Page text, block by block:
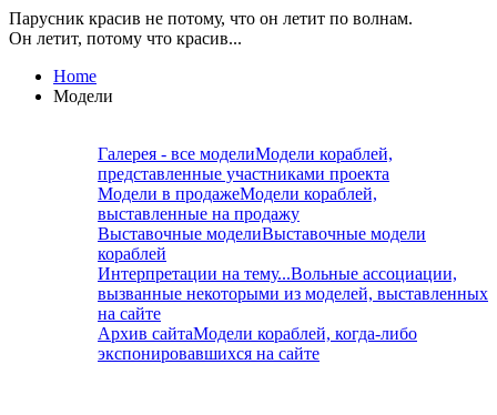
Парусник красив не потому, что он летит по волнам.
Он летит, потому что красив...
Home
Модели
Галерея - все моделиМодели кораблей,
представленные участниками проекта
Модели в продажеМодели кораблей,
выставленные на продажу
Выставочные моделиВыставочные модели
кораблей
Интерпретации на тему...Вольные ассоциации,
вызванные некоторыми из моделей, выставленных
на сайте
Архив сайтаМодели кораблей, когда-либо
экспонировавшихся на сайте